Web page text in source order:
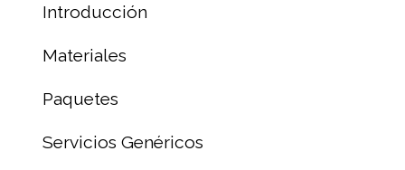
Introducción
Materiales
Paquetes
Servicios Genéricos